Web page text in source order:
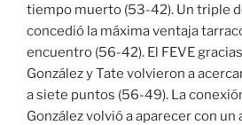
tiempo muerto (53-42). Un triple
concedió la máxima ventaja
encuentro (56-42). El FEVE
González y Tate volvieron a
a siete puntos (56-49). La
González volvió a aparecer con un